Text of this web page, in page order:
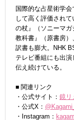
国際的な占星術学
して高く評価され
の杖』（ソニーマ
教科書』（原書房）
訳書も膨大。NHK
テレビ番組にも出
伝え続けている。
■ 関連リンク
・公式サイト： 鏡リ
・公式X：
・Instagram：